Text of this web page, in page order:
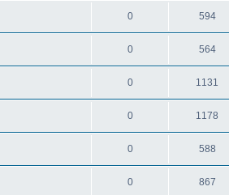
0 594
0 564
0 1131
0 1178
0 588
0 867